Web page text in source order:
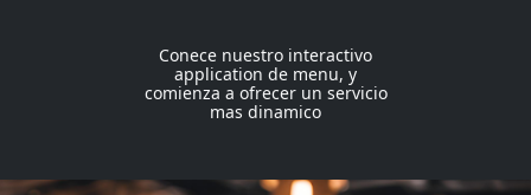
Conece nuestro interactivo
application de menu, y
comienza a ofrecer un servicio
mas dinamico